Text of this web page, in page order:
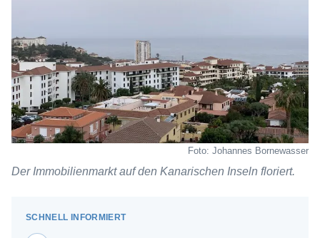
Foto: Johannes Bornewasser
Der Immobilienmarkt auf den Kanarischen Inseln floriert.